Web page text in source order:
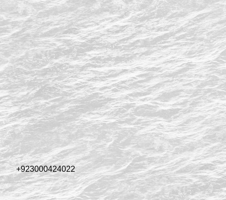
+923000424022